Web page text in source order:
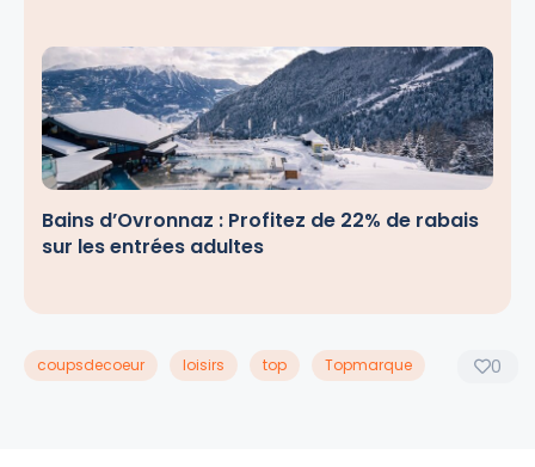
Bains d’Ovronnaz : Profitez de 22% de rabais
sur les entrées adultes
coupsdecoeur loisirs top Topmarque 0